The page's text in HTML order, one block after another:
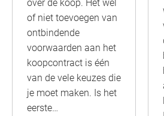
over de koop. Het wel
of niet toevoegen van
ontbindende
voorwaarden aan het
koopcontract is één
van de vele keuzes die
je moet maken. Is het
eerste…